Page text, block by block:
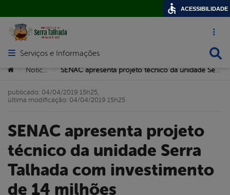
Acesso
Abrir menu principal de navegação
Serviços e Informações
Você está aqui:
> Notícias >
SENAC apresenta projeto
técnico da unidade Serra
Talhada com investimento
de 14 milhões
publicado: 04/04/2019 15h25,
última modificação: 04/04/2019 15h25
ACESSIBILIDADE